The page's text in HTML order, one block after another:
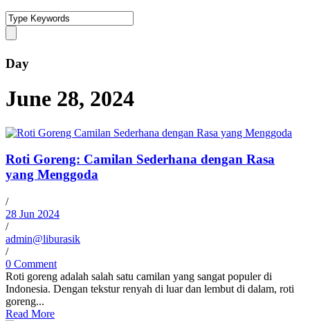
Day
June 28, 2024
Roti Goreng: Camilan Sederhana dengan Rasa
yang Menggoda
/
28 Jun 2024
/
admin@liburasik
/
0 Comment
Roti goreng adalah salah satu camilan yang sangat populer di
Indonesia. Dengan tekstur renyah di luar dan lembut di dalam, roti
goreng...
Read More